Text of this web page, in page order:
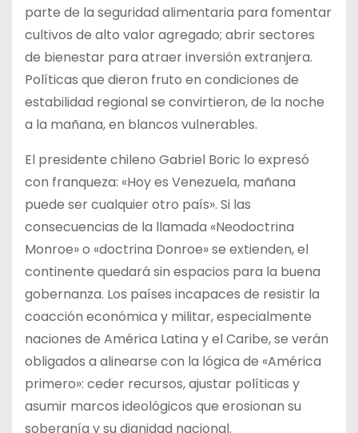
parte de la seguridad alimentaria para fomentar
cultivos de alto valor agregado; abrir sectores
de bienestar para atraer inversión extranjera.
Políticas que dieron fruto en condiciones de
estabilidad regional se convirtieron, de la noche
a la mañana, en blancos vulnerables.
El presidente chileno Gabriel Boric lo expresó
con franqueza: «Hoy es Venezuela, mañana
puede ser cualquier otro país». Si las
consecuencias de la llamada «Neodoctrina
Monroe» o «doctrina Donroe» se extienden, el
continente quedará sin espacios para la buena
gobernanza. Los países incapaces de resistir la
coacción económica y militar, especialmente
naciones de América Latina y el Caribe, se verán
obligados a alinearse con la lógica de «América
primero»: ceder recursos, ajustar políticas y
asumir marcos ideológicos que erosionan su
soberanía y su dignidad nacional.